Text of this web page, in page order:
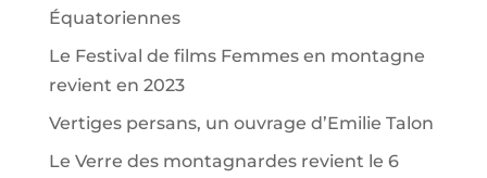
Équatoriennes
Le Festival de films Femmes en montagne
revient en 2023
Vertiges persans, un ouvrage d’Emilie Talon
Le Verre des montagnardes revient le 6